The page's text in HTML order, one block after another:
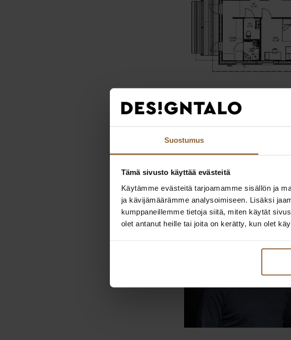
Suostumus
Tämä sivusto käyttää evästeitä
Käytämme evästeitä tarjoamamme sisällön ja
ja kävijämäärämme analysoimiseen. Lisäksi
kumppaneillemme tietoja siitä, miten käytät
olet antanut heille tai joita on kerätty, kun olet
Pohjakuva on esiteltävästä
Kodin esittelee